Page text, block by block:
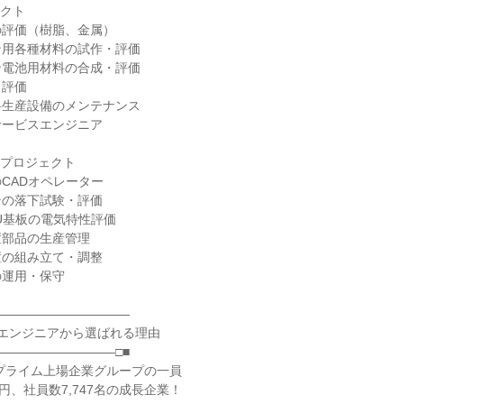
ト
価（樹脂、金属）
各種材料の試作・評価
池用材料の合成・評価
価
産設備のメンテナンス
ビスエンジニア
ロジェクト
オペレーター
落下試験・評価
板の電気特性評価
品の生産管理
組み立て・調整
用・保守
ンジニアから選ばれる理由
ライム上場企業グループの一員
、社員数7,747名の成長企業！